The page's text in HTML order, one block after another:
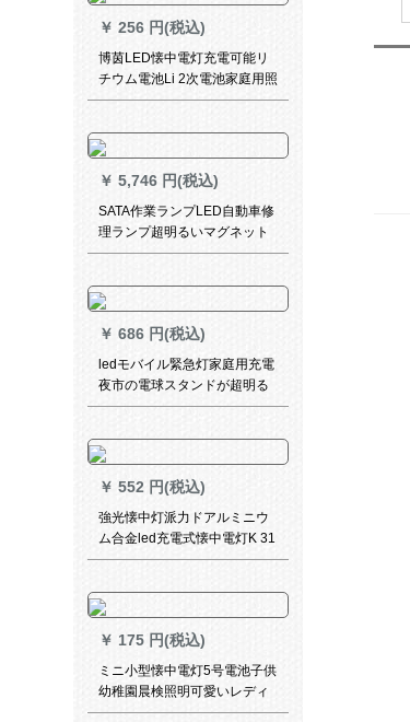
￥ 256 円(税込)
博茵LED懐中電灯充電可能リ
チウム電池Li 2次電池家庭用照
明屋外応急ミニ懐中電灯
灯付き）
￥ 5,746 円(税込)
SATA作業ランプLED自動車修
理ランプ超明るいマグネット
充電ランプ屋外緊急灯90767
￥ 686 円(税込)
ledモバイル緊急灯家庭用充電
夜市の電球スタンドが超明る
い省エネ神器停電予備照明
￥ 552 円(税込)
強光懐中灯派力ドアルミニウ
ム合金led充電式懐中電灯K 31
遠射伸縮式焦点調整プレゼン
￥ 175 円(税込)
ミニ小型懐中電灯5号電池子供
幼稚園晨検照明可愛いレディ
ースライト青は電池2本をプレ